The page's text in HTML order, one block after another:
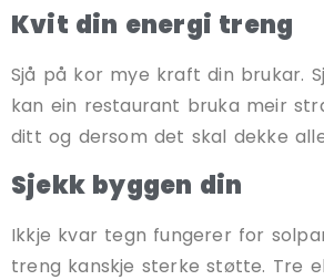
Kvit din energi treng
Sjå på kor mye kraft din brukar.
kan ein restaurant bruka meir
ditt og dersom det skal dekke
Sjekk byggen din
Ikkje kvar tegn fungerer for
treng kanskje sterke støtte. Tre